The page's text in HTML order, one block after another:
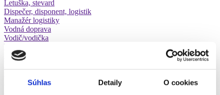
Súhlas Detaily O cookies
Letuška, stevard
Dispečer, disponent, logistik
Manažér logistiky
Vodná doprava
Vodič/vodička
Pracovník v leteckej doprave
Poštový pracovník
Skladník